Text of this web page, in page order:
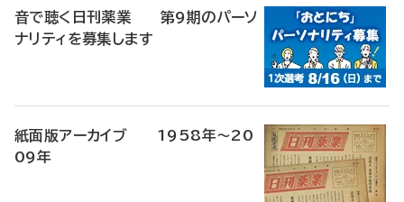
音で聴く日刊薬業 第9期のパーソ
ナリティを募集します
紙面版アーカイブ 1958年～20
09年